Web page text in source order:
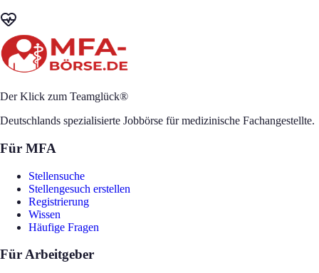
Der Klick zum Teamglück®
Deutschlands spezialisierte Jobbörse für medizinische Fachangestellte.
Für MFA
Stellensuche
Stellengesuch erstellen
Registrierung
Wissen
Häufige Fragen
Für Arbeitgeber